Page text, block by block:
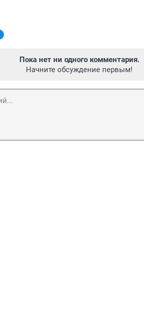
Пока нет ни одного комментария.
Начните обсуждение первым!